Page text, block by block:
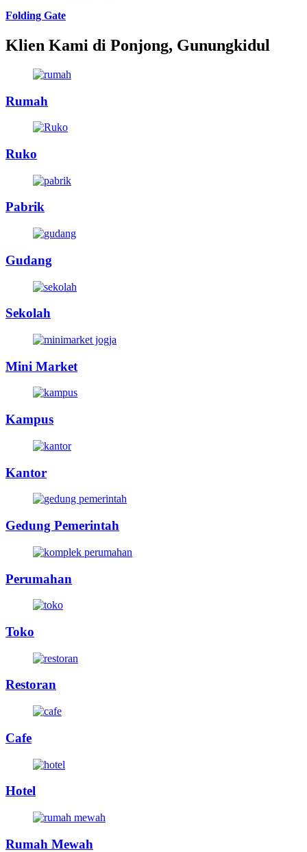
Folding Gate
Klien Kami di Ponjong, Gunungkidul
Rumah
Ruko
Pabrik
Gudang
Sekolah
Mini Market
Kampus
Kantor
Gedung Pemerintah
Perumahan
Toko
Restoran
Cafe
Hotel
Rumah Mewah